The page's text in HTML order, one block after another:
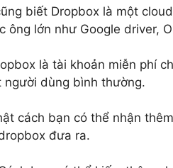
biết Dropbox là một
ông lớn như Google driver,
là tài khoản miễn phí
dùng bình thường.
cách bạn có thể nhận
đưa ra.